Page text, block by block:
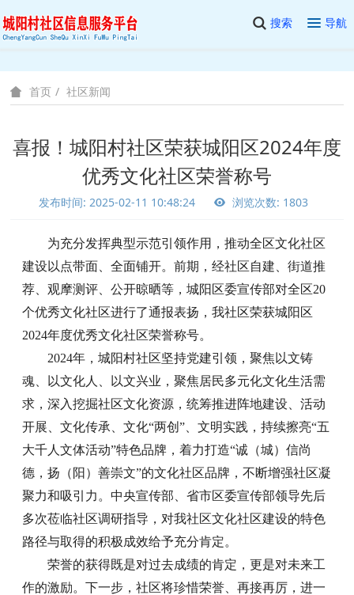
搜索 导航
首页 社区新闻
喜报！城阳村社区荣获城阳区2024年度
优秀文化社区荣誉称号
发布时间: 2025-02-11 10:48:24 浏览次数: 1803
为充分发挥典型示范引领作用，推动全区文化社区
建设以点带面、全面铺开。前期，经社区自建、街道推
荐、观摩测评、公开晾晒等，城阳区委宣传部对全区20
个优秀文化社区进行了通报表扬，我社区荣获城阳区
2024年度优秀文化社区荣誉称号。
2024年，城阳村社区坚持党建引领，聚焦以文铸
魂、以文化人、以文兴业，聚焦居民多元化文化生活需
求，深入挖掘社区文化资源，统筹推进阵地建设、活动
开展、文化传承、文化“两创”、文明实践，持续擦亮“五
大千人文体活动”特色品牌，着力打造“诚（城）信尚
德，扬（阳）善崇文”的文化社区品牌，不断增强社区凝
聚力和吸引力。中央宣传部、省市区委宣传部领导先后
多次莅临社区调研指导，对我社区文化社区建设的特色
路径与取得的积极成效给予充分肯定。
荣誉的获得既是对过去成绩的肯定，更是对未来工
作的激励。下一步，社区将珍惜荣誉、再接再厉，进一